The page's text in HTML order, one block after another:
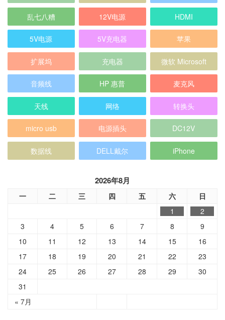
乱七八糟 12V电源 HDMI
5V电源 5V充电器 苹果
扩展坞 充电器 微软 Microsoft
音频线 HP 惠普 麦克风
天线 网络 转换头
micro usb 电源插头 DC12V
数据线 DELL戴尔 iPhone
2026年8月
一 二 三 四 五 六 日
« 7月
1
2
3
4 5 6 7 8
9
10
11 12 13 14 15
16
17
18 19 20 21 22
23
24
25 26 27 28 29
30
31